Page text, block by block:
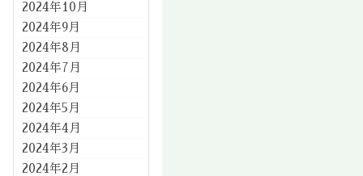
2024年10月
2024年9月
2024年8月
2024年7月
2024年6月
2024年5月
2024年4月
2024年3月
2024年2月